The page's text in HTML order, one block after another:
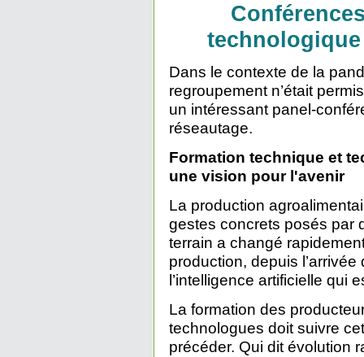
Dans le contexte de la
regroupement n’était
un intéressant panel-
réseautage.
Formation technique et
une vision pour l'avenir
La production
gestes concrets posés par
terrain a changé
production, depuis
l’intelligence artificielle qui
La formation des
technologues doit suivre
précéder. Qui dit évolution